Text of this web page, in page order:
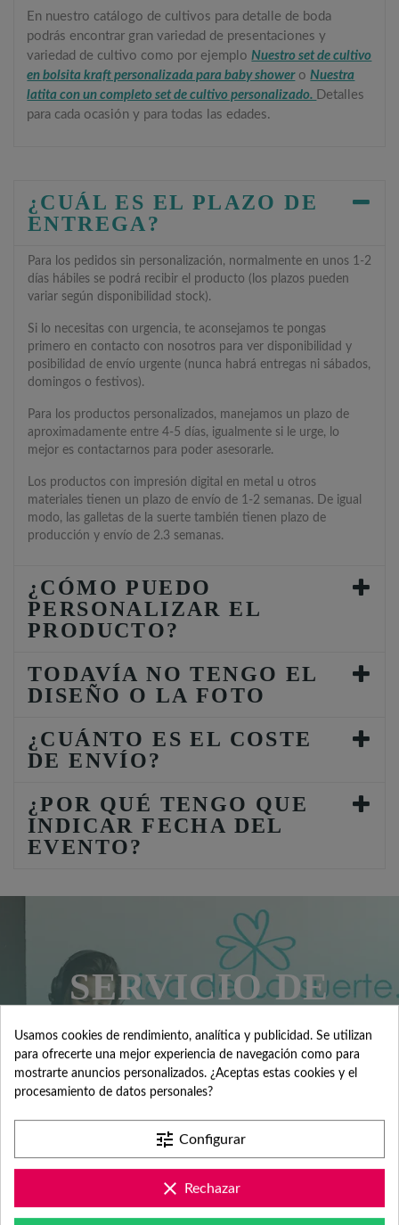
En nuestro catálogo de cultivos para detalle de boda
podrás encontrar gran variedad de presentaciones y
variedad de cultivo como por ejemploNuestro set de cultivo
en bolsita kraft personalizada para baby showeroNuestra
latita con un completo set de cultivo personalizado.
Detalles
para cada ocasión y para todas las edades.
¿CUÁL ES EL PLAZO DE
ENTREGA?
Para los pedidos sin personalización, normalmente en unos 1-2
días hábiles se podrá recibir el producto (los plazos pueden
variar según disponibilidad stock).
Si lo necesitas con urgencia, te aconsejamos te pongas
primero en contacto con nosotros para ver disponibilidad y
posibilidad de envío urgente (nunca habrá entregas ni sábados,
domingos o festivos).
Para los productos personalizados, manejamos un plazo de
aproximadamente entre 4-5 días, igualmente si le urge, lo
mejor es contactarnos para poder asesorarle.
Los productos con impresión digital en metal u otros
materiales tienen un plazo de envío de 1-2 semanas. De igual
modo, las galletas de la suerte también tienen plazo de
producción y envío de 2.3 semanas.
¿CÓMO PUEDO
PERSONALIZAR EL
PRODUCTO?
TODAVÍA NO TENGO EL
DISEÑO O LA FOTO
¿CUÁNTO ES EL COSTE
DE ENVÍO?
¿POR QUÉ TENGO QUE
INDICAR FECHA DEL
EVENTO?
SERVICIO DE
ATENCIÓN AL
CLIENTE
Contacta con nosotros +34 965 731 401
Usamos cookies de rendimiento, analítica y publicidad. Se utilizan
para ofrecerte una mejor experiencia de navegación como para
mostrarte anuncios personalizados. ¿Aceptas estas cookies y el
procesamiento de datos personales?
tune Configurar
clear Rechazar